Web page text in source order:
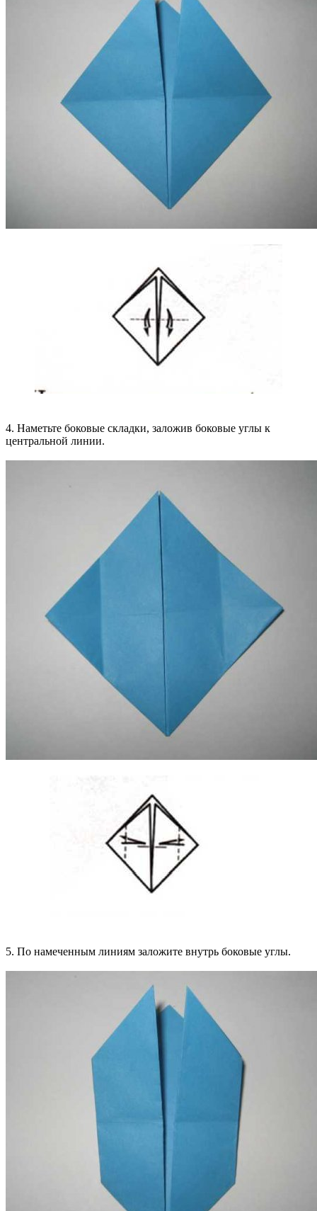
4. Наметьте боковые складки, заложив боковые углы к
центральной линии.
5. По намеченным линиям заложите внутрь боковые углы.